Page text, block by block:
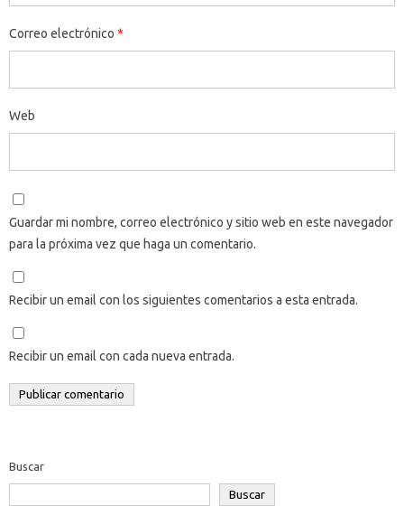
Correo electrónico *
Web
Guardar mi nombre, correo electrónico y sitio web en este navegador
para la próxima vez que haga un comentario.
Recibir un email con los siguientes comentarios a esta entrada.
Recibir un email con cada nueva entrada.
Buscar
Buscar